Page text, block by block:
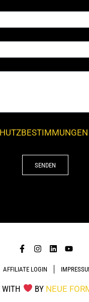
SENDEN
AFFILIATE LOGIN
WITH BY NEUE